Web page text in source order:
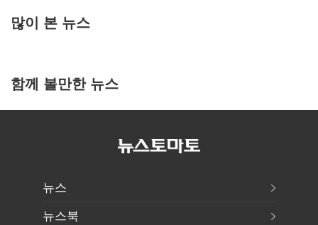
많이 본 뉴스
함께 볼만한 뉴스
뉴스
뉴스북